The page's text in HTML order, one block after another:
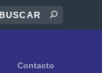
Contacto